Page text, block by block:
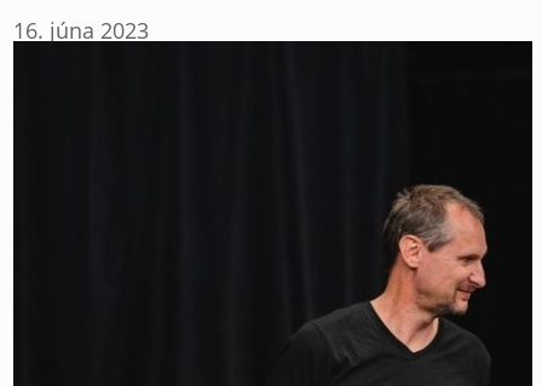
16. júna 2023